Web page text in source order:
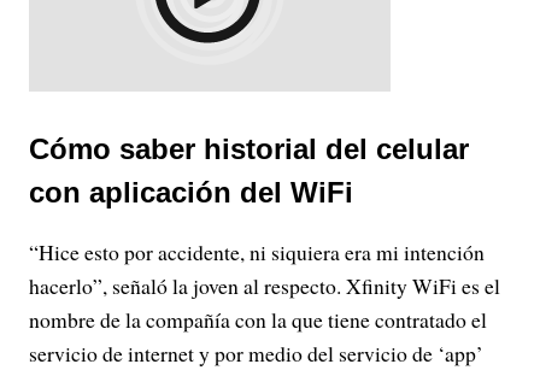
Cómo saber historial del celular
con aplicación del WiFi
“Hice esto por accidente, ni siquiera era mi intención
hacerlo”, señaló la joven al respecto. Xfinity WiFi es el
nombre de la compañía con la que tiene contratado el
servicio de internet y por medio del servicio de ‘app’